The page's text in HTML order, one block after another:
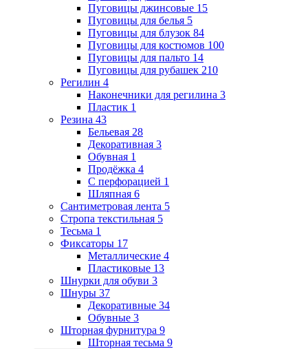
Пуговицы джинсовые 15
Пуговицы для белья 5
Пуговицы для блузок 84
Пуговицы для костюмов 100
Пуговицы для пальто 14
Пуговицы для рубашек 210
Регилин 4
Наконечники для регилина 3
Пластик 1
Резина 43
Бельевая 28
Декоративная 3
Обувная 1
Продёжка 4
С перфорацией 1
Шляпная 6
Сантиметровая лента 5
Стропа текстильная 5
Тесьма 1
Фиксаторы 17
Металлические 4
Пластиковые 13
Шнурки для обуви 3
Шнуры 37
Декоративные 34
Обувные 3
Шторная фурнитура 9
Шторная тесьма 9